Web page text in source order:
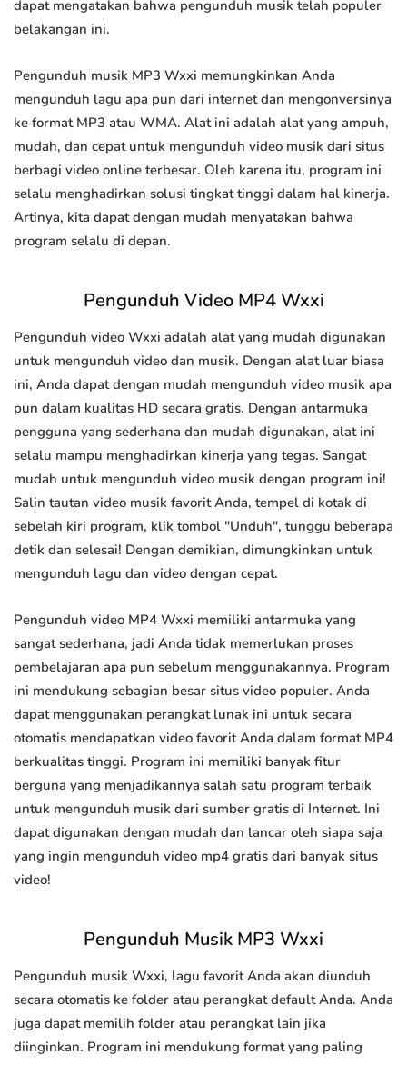
dapat mengatakan bahwa pengunduh musik telah populer
belakangan ini.
Pengunduh musik MP3 Wxxi memungkinkan Anda
mengunduh lagu apa pun dari internet dan mengonversinya
ke format MP3 atau WMA. Alat ini adalah alat yang ampuh,
mudah, dan cepat untuk mengunduh video musik dari situs
berbagi video online terbesar. Oleh karena itu, program ini
selalu menghadirkan solusi tingkat tinggi dalam hal kinerja.
Artinya, kita dapat dengan mudah menyatakan bahwa
program selalu di depan.
Pengunduh Video MP4 Wxxi
Pengunduh video Wxxi adalah alat yang mudah digunakan
untuk mengunduh video dan musik. Dengan alat luar biasa
ini, Anda dapat dengan mudah mengunduh video musik apa
pun dalam kualitas HD secara gratis. Dengan antarmuka
pengguna yang sederhana dan mudah digunakan, alat ini
selalu mampu menghadirkan kinerja yang tegas. Sangat
mudah untuk mengunduh video musik dengan program ini!
Salin tautan video musik favorit Anda, tempel di kotak di
sebelah kiri program, klik tombol "Unduh", tunggu beberapa
detik dan selesai! Dengan demikian, dimungkinkan untuk
mengunduh lagu dan video dengan cepat.
Pengunduh video MP4 Wxxi memiliki antarmuka yang
sangat sederhana, jadi Anda tidak memerlukan proses
pembelajaran apa pun sebelum menggunakannya. Program
ini mendukung sebagian besar situs video populer. Anda
dapat menggunakan perangkat lunak ini untuk secara
otomatis mendapatkan video favorit Anda dalam format MP4
berkualitas tinggi. Program ini memiliki banyak fitur
berguna yang menjadikannya salah satu program terbaik
untuk mengunduh musik dari sumber gratis di Internet. Ini
dapat digunakan dengan mudah dan lancar oleh siapa saja
yang ingin mengunduh video mp4 gratis dari banyak situs
video!
Pengunduh Musik MP3 Wxxi
Pengunduh musik Wxxi, lagu favorit Anda akan diunduh
secara otomatis ke folder atau perangkat default Anda. Anda
juga dapat memilih folder atau perangkat lain jika
diinginkan. Program ini mendukung format yang paling